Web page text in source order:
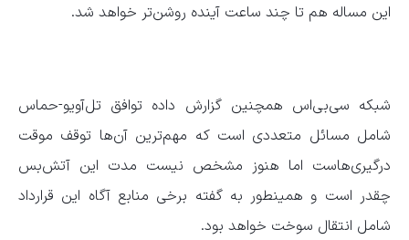
این مساله هم تا چند ساعت آینده روشن‌تر خواهد شد.
شبکه سی‌بی‌اس همچنین گزارش داده توافق تل‌آویو-حماس
شامل مسائل متعددی است که مهم‌ترین آن‌ها توقف موقت
درگیری‌هاست اما هنوز مشخص نیست مدت این آتش‌بس
چقدر است و همینطور به گفته برخی منابع آگاه این قرارداد
شامل انتقال سوخت خواهد بود.